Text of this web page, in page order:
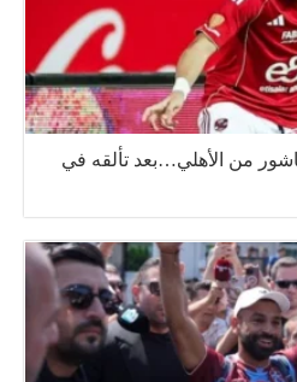
من الأهلي…بعد تألقه في